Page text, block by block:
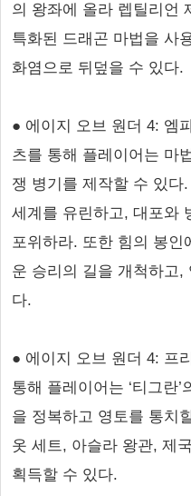
의 왕좌에 올라 렙틸리언
특화된 드래곤 마법을 사
화염으로 뒤덮을 수 있다.
● 에이지 오브 원더 4: 엠
츠를 통해 플레이어는 마
쟁 병기를 제작할 수 있다
세계를 유린하고, 대포와
포위하라. 또한 힘의 봉인
운 승리의 길을 개척하고,
다.
● 에이지 오브 원더 4: 프
통해 플레이어는 ‘티그란’
을 정복하고 영토를 통치
옷 세트, 아슬라 왕관, 제
획득할 수 있다.